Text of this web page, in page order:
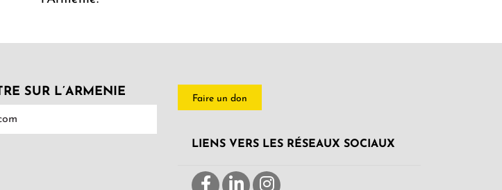
SUR L’ARMENIE
Faire un don
LIENS VERS LES RÉSEAUX SOCIAUX